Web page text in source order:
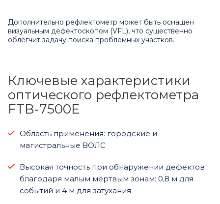
Дополнительно рефлектометр может быть оснащен
визуальным дефектоскопом (VFL), что существенно
облегчит задачу поиска проблемных участков.
Ключевые характеристики
оптического рефлектометра
FTB-7500E
Область применения: городские и
магистральные ВОЛС
Высокая точность при обнаружении дефектов
благодаря малым мёртвым зонам: 0,8 м для
событий и 4 м для затухания